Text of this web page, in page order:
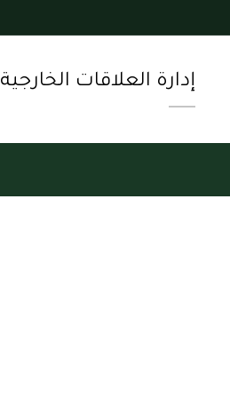
إدارة العلاقات الخارجية